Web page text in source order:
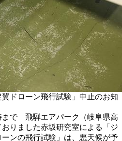
ドローン飛行試験」中止のお知
まで 飛騨エアパーク（岐阜県高
りました赤坂研究室による「ジ
ンの飛行試験」は、悪天候が予